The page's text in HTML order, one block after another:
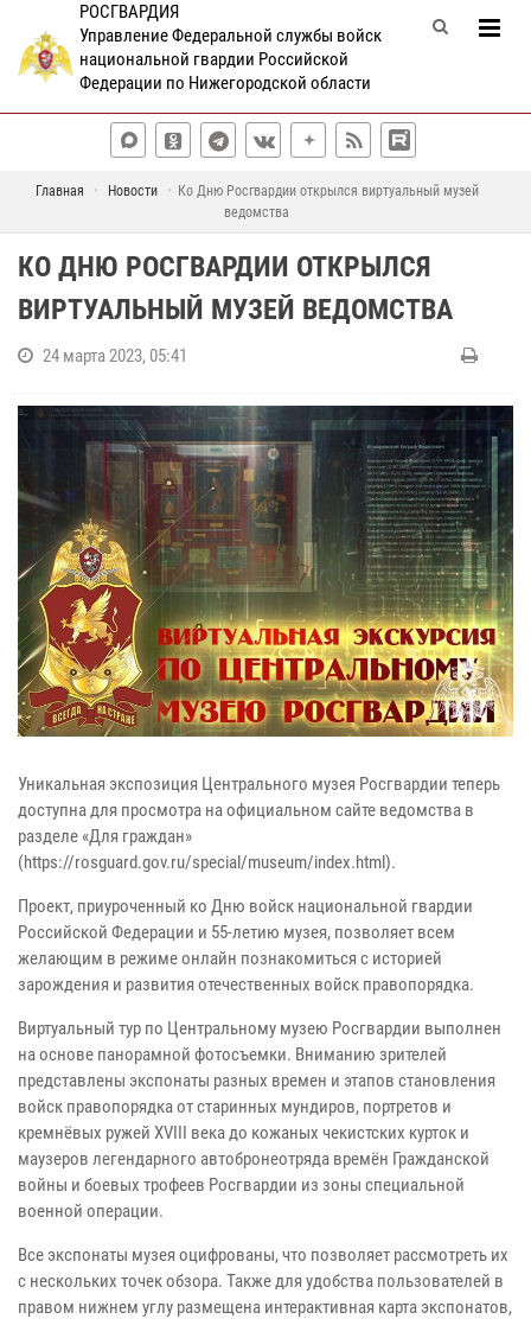
РОСГВАРДИЯ
Управление Федеральной службы войск
национальной гвардии Российской
Федерации по Нижегородской области
Главная Новости
Ко Дню Росгвардии открылся виртуальный музей
ведомства
КО ДНЮ РОСГВАРДИИ ОТКРЫЛСЯ
ВИРТУАЛЬНЫЙ МУЗЕЙ ВЕДОМСТВА
24 марта 2023, 05:41
Уникальная экспозиция Центрального музея Росгвардии теперь
доступна для просмотра на официальном сайте ведомства в
разделе «Для граждан»
(https://rosguard.gov.ru/special/museum/index.html).
Проект, приуроченный ко Дню войск национальной гвардии
Российской Федерации и 55-летию музея, позволяет всем
желающим в режиме онлайн познакомиться с историей
зарождения и развития отечественных войск правопорядка.
Виртуальный тур по Центральному музею Росгвардии выполнен
на основе панорамной фотосъемки. Вниманию зрителей
представлены экспонаты разных времен и этапов становления
войск правопорядка от старинных мундиров, портретов и
кремнёвых ружей XVIII века до кожаных чекистских курток и
маузеров легендарного автобронеотряда времён Гражданской
войны и боевых трофеев Росгвардии из зоны специальной
военной операции.
Все экспонаты музея оцифрованы, что позволяет рассмотреть их
с нескольких точек обзора. Также для удобства пользователей в
правом нижнем углу размещена интерактивная карта экспонатов,